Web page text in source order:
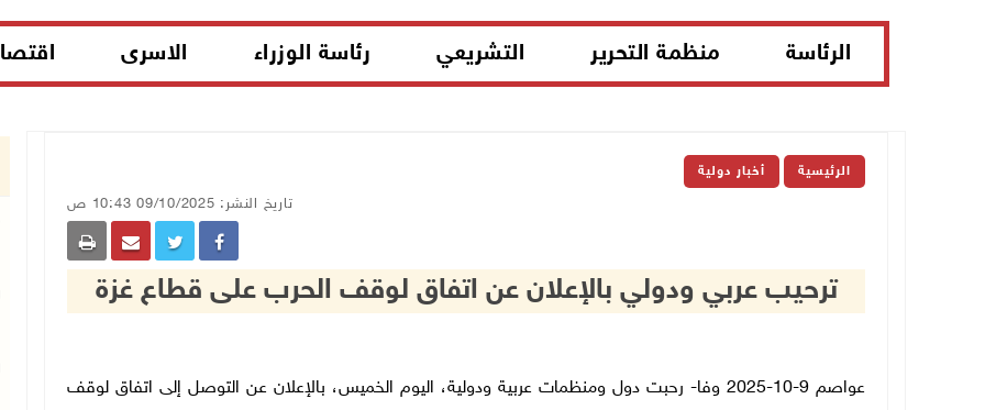
الرئاسة منظمة التحرير التشريعي رئاسة الوزراء الاسرى
الرئيسية أخبار دولية
تاريخ النشر: 09/10/2025 10:43 ص
ترحيب عربي ودولي بالإعلان عن اتفاق لوقف الحرب على قطاع غزة
عواصم 9-10-2025 وفا- رحبت دول ومنظمات عربية ودولية، اليوم الخميس، بالإعلان عن التوصل إلى اتفاق لوقف